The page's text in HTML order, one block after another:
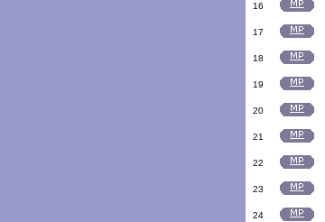
16
17
18
19
20
21
22
23
24